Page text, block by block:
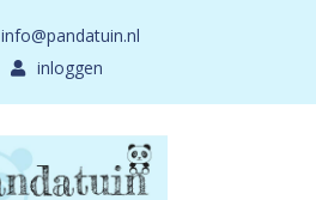
info@pandatuin.nl
inloggen